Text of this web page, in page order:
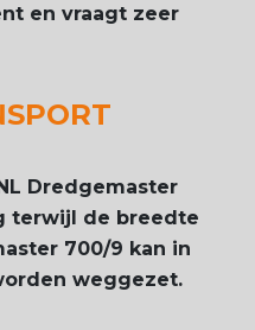
en vraagt zeer
Dredgemaster
terwijl de breedte
700/9 kan in
weggezet.